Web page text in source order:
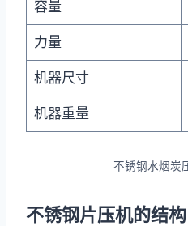
容量
力量
机器尺寸
机器重量
不锈钢水烟炭
不锈钢片压机的结构